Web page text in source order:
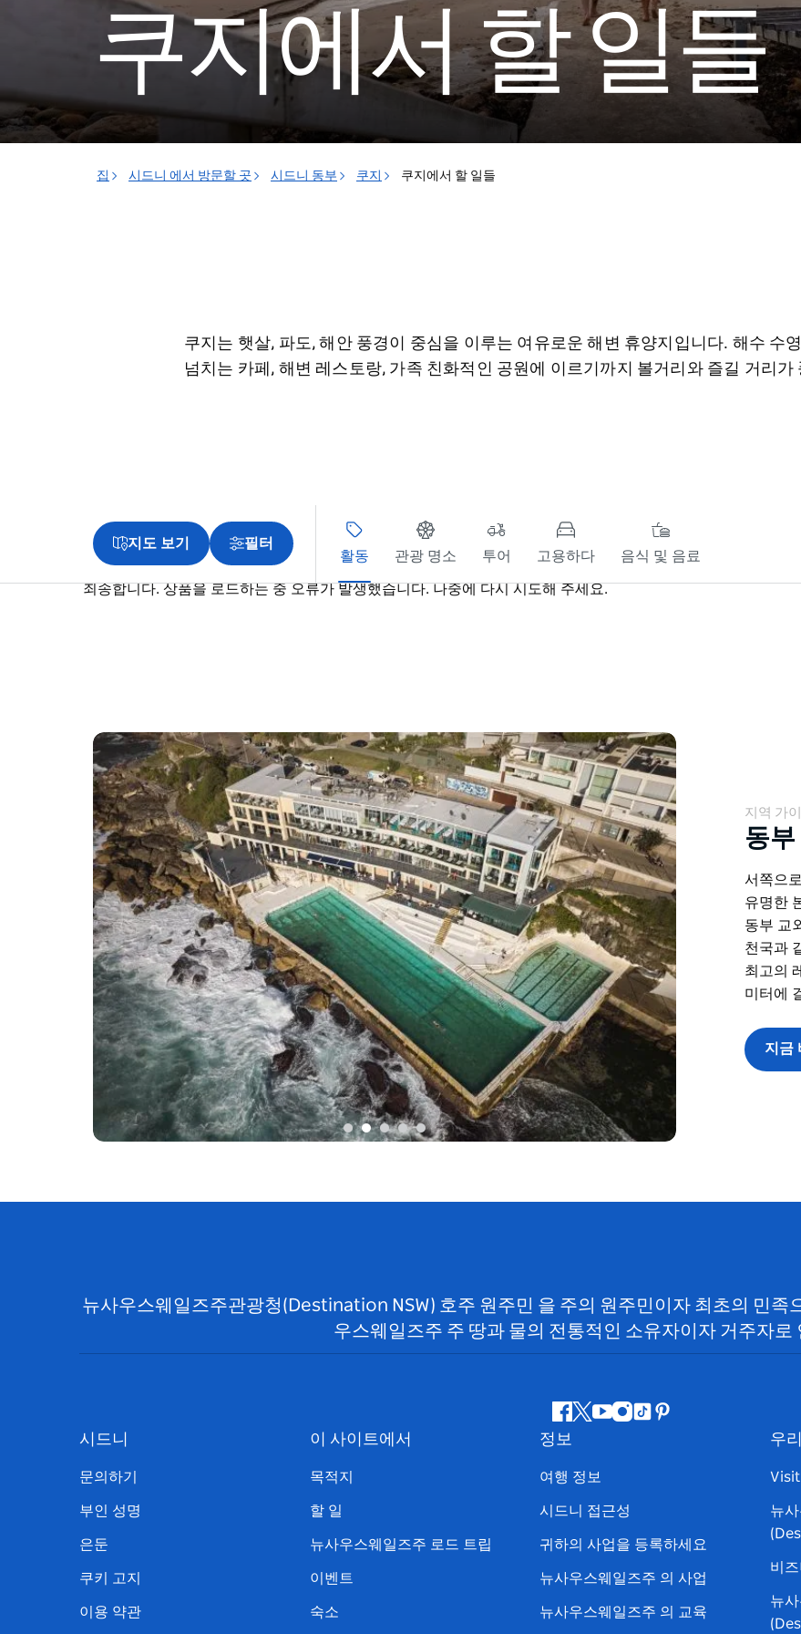
쿠지에서 할 일들
집 시드니 에서 방문할 곳 시드니 동부 쿠지 쿠지에서 할 일들
쿠지는 햇살, 파도, 해안 풍경이 중심을 이루는 여유로운 해변 휴양지입니다. 해수 수
넘치는 카페, 해변 레스토랑, 가족 친화적인 공원에 이르기까지 볼거리와 즐길 거리가
지도 보기
필터
활동
관광 명소 투어 고용하다 음식 및 음료
죄송합니다. 상품을 로드하는 중 오류가 발생했습니다. 나중에 다시 시도해 주세요.
지역 가
동
서쪽으
유명한
동부 교
천국과
최고의
미터에
지금
뉴사우스웨일즈주관광청(Destination NSW) 호주 원주민 을 주의 원주민이자 최초의 민족
우스웨일즈주 주 땅과 물의 전통적인 소유자이자 거주자로
페
이
북
지
다
유 인
램
틱
핀
시드니
문의하기
부인 성명
은둔
쿠키 고지
이용 약관
이 사이트에서
목적지
할 일
뉴사우스웨일즈주 로드 트립
이벤트
숙소
정보
여행 정보
시드니 접근성
귀하의 사업을 등록하세요
뉴사우스웨일즈주 의 사업
뉴사우스웨일즈주 의 교육
우
뉴
비
뉴